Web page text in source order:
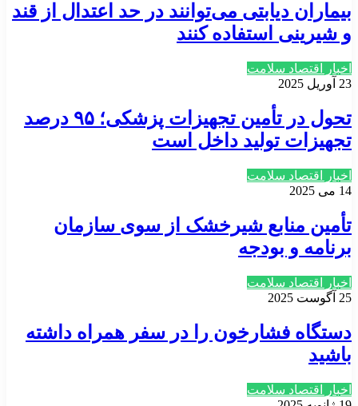
بیماران دیابتی می‌توانند در حد اعتدال از قند
و شیرینی استفاده کنند
اخبار اقتصاد سلامت
23 آوریل 2025
تحول در تأمین تجهیزات پزشکی؛ ۹۵ درصد
تجهیزات تولید داخل است
اخبار اقتصاد سلامت
14 می 2025
تأمین منابع شیرخشک از سوی سازمان
برنامه و بودجه
اخبار اقتصاد سلامت
25 آگوست 2025
دستگاه فشارخون را در سفر همراه داشته
باشید
اخبار اقتصاد سلامت